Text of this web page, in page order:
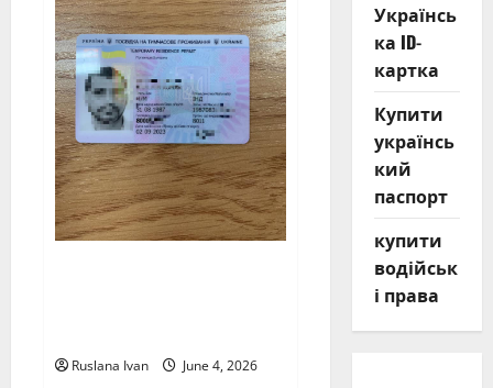
Ruslana Ivan June 4, 2026
Українсь
ка ID-
картка
Купити
українсь
кий
паспорт
купити
водійськ
і права